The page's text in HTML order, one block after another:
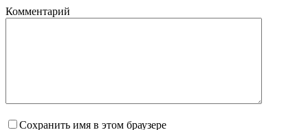
Комментарий
Сохранить имя в этом браузере